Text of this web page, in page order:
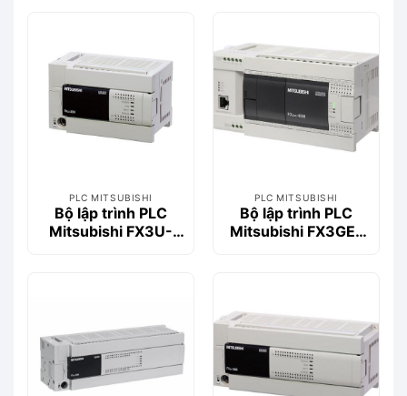
PLC MITSUBISHI
Bộ lập trình PLC
Mitsubishi FX3U-
PLC MITSUBISHI
Bộ lập trình PLC
Mitsubishi FX3GE-